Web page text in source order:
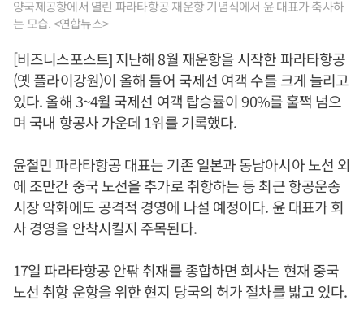
양국제공항에서 열린 파라타항공 재운항 기념식에서 윤 대표가 축사하
는 모습. <연합뉴스>
[비즈니스포스트] 지난해 8월 재운항을 시작한 파라타항공
(옛 플라이강원)이 올해 들어 국제선 여객 수를 크게 늘리고
있다. 올해 3~4월 국제선 여객 탑승률이 90%를 훌쩍 넘으
며 국내 항공사 가운데 1위를 기록했다.
윤철민 파라타항공 대표는 기존 일본과 동남아시아 노선 외
에 조만간 중국 노선을 추가로 취항하는 등 최근 항공운송
시장 악화에도 공격적 경영에 나설 예정이다. 윤 대표가 회
사 경영을 안착시킬지 주목된다.
17일 파라타항공 안팎 취재를 종합하면 회사는 현재 중국
노선 취항 운항을 위한 현지 당국의 허가 절차를 밟고 있다.